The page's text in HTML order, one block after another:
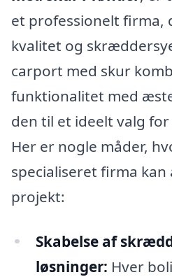
et professionelt firma,
kvalitet og
carport med skur
funktionalitet med
den til et ideelt valg
Her er nogle måder,
specialiseret firma kan
projekt:
Skabelse af
løsninger: Hver